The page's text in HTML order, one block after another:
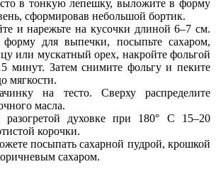
в тонкую лепешку, выложите в форму
сформировав небольшой бортик.
и нарежьте на кусочки длиной 6–7 см.
для выпечки, посыпьте сахаром,
или мускатный орех, накройте фольгой
минут. Затем снимите фольгу и пеките
мягкости.
на тесто. Сверху распределите
масла.
духовке при 180° C 15–20
корочки.
посыпать сахарной пудрой, крошкой
сахаром.